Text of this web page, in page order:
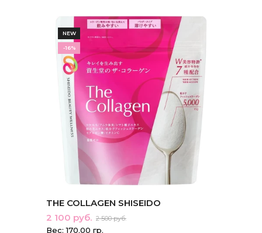
NEW
-16%
THE COLLAGEN SHISEIDO
2 100 руб. 2 500 руб.
Вес: 170.00 гр.